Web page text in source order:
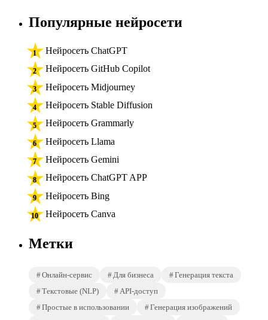
Популярные нейросети
Нейросеть ChatGPT
Нейросеть GitHub Copilot
Нейросеть Midjourney
Нейросеть Stable Diffusion
Нейросеть Grammarly
Нейросеть Llama
Нейросеть Gemini
Нейросеть ChatGPT APP
Нейросеть Bing
Нейросеть Canva
Метки
Онлайн-сервис Для бизнеса
Генерация текста
Текстовые (NLP)
API-доступ
Простые в использовании
Генерация изображений